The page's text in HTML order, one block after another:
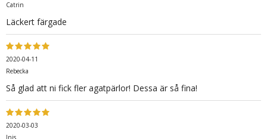
Catrin
Läckert färgade
2020-04-11
Rebecka
Så glad att ni fick fler agatpärlor! Dessa är så fina!
2020-03-03